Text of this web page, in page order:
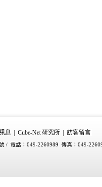
息 Cube-Net 研究所 訪客留言
/ 電話：049-2260989 傳真：049-